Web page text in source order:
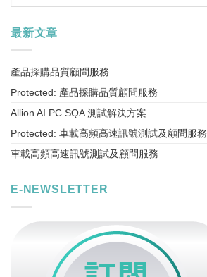
最新文章
產品採購品質顧問服務
Protected: 產品採購品質顧問服務
Allion AI PC SQA 測試解決方案
Protected: 車載高頻高速訊號測試及顧問服務
車載高頻高速訊號測試及顧問服務
E-NEWSLETTER